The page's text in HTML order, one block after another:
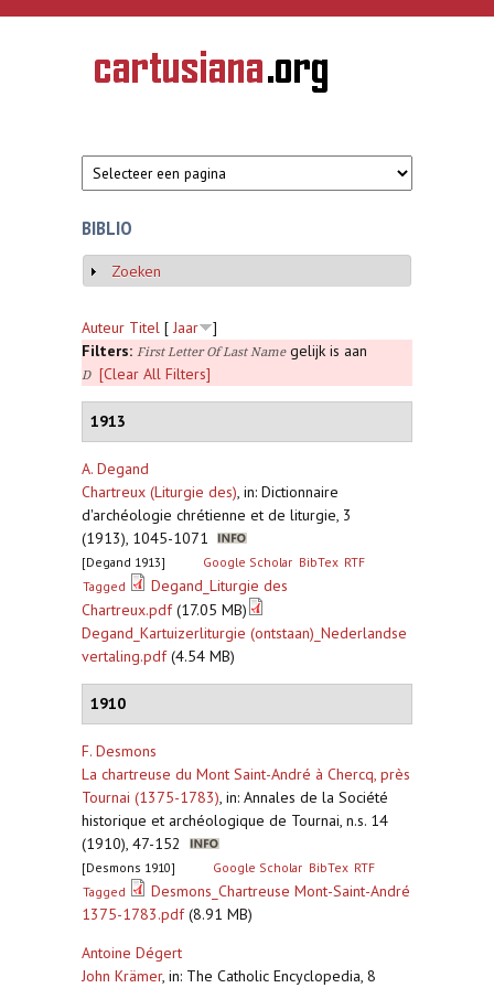
Overslaan en naar de inhoud gaan
CARTUSIANA
Geschiedenis
van de
BIBLIO
Weergeven
Zoeken
Auteur Titel [ Jaar
]
Filters: First Letter Of Last Namegelijk is aan
D [Clear All Filters]
1913
A. Degand
Chartreux (Liturgie des), in: Dictionnaire
d'archéologie chrétienne et de liturgie, 3
(1913), 1045-1071
[Degand 1913] Google Scholar BibTex RTF
Tagged
Degand_Liturgie des
Chartreux.pdf(17.05 MB)
Degand_Kartuizerliturgie (ontstaan)_Nederlandse
vertaling.pdf(4.54 MB)
1910
F. Desmons
La chartreuse du Mont Saint-André à Chercq, près
Tournai (1375-1783), in: Annales de la Société
historique et archéologique de Tournai, n.s. 14
(1910), 47-152
[Desmons 1910] Google Scholar BibTex RTF
Tagged
Desmons_Chartreuse Mont-Saint-André
1375-1783.pdf(8.91 MB)
Antoine Dégert
John Krämer, in: The Catholic Encyclopedia, 8